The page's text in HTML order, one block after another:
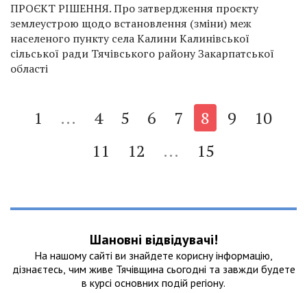
ПРОЄКТ РІШЕННЯ. Про затвердження проєкту
землеустрою щодо встановлення (зміни) меж
населеного пункту села Калини Калинівської
сільської ради Тячівського району Закарпатської
області
1 ... 4 5 6 7 8 9
10
11
12 ... 15
Шановні відвідувачі!
На нашому сайтi ви знайдете корисну інформацію,
дізнаєтесь, чим живе Тячівщина сьогодні та завжди будете
в курсі основних подій регіону.